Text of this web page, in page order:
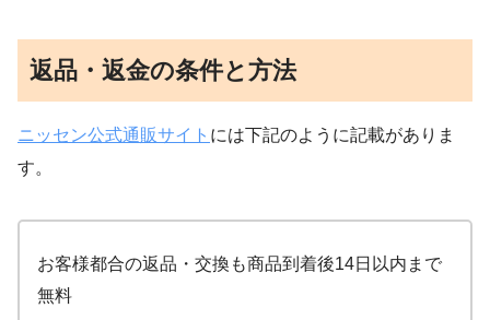
返品・返金の条件と方法
ニッセン公式通販サイト には下記のように記載がありま
す。
お客様都合の返品・交換も商品到着後14日以内まで
無料